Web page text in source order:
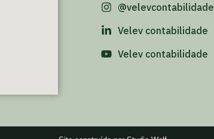
@velevcontabilidade
Velev contabilidade
Velev contabilidade